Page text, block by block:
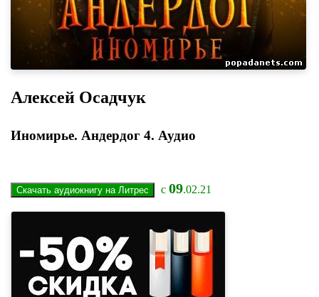
Алексей Осадчук
Иномирье. Андердог 4. Аудио
с 09.02.21